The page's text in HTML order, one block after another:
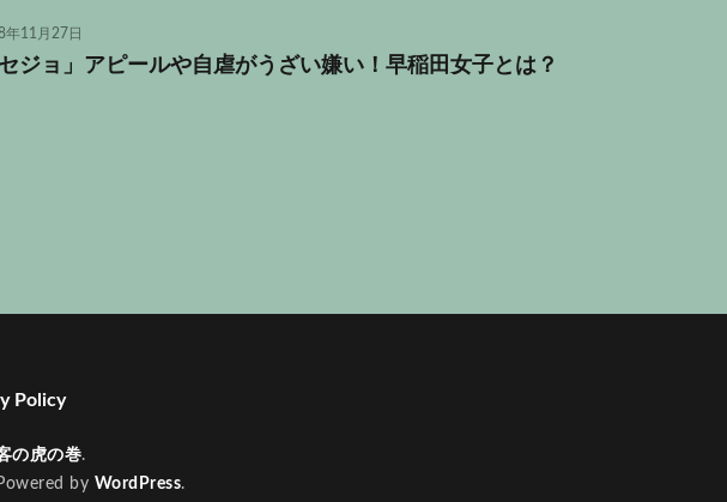
年11月27日
セジョ」アピールや自虐がうざい嫌い！早稲田女子とは？
Policy
の虎の巻.
by WordPress.